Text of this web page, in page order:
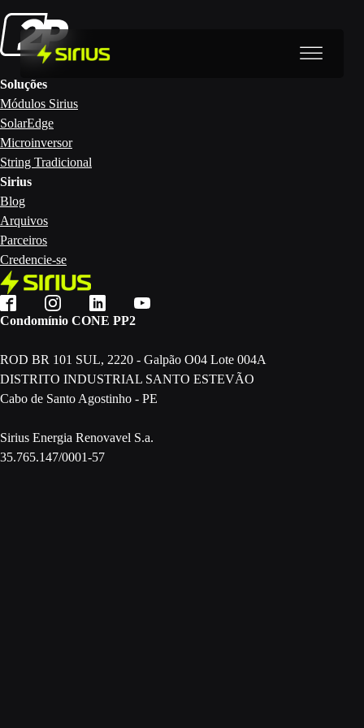
Condomínio CONE PP2
ROD BR 101 SUL, 2220 - Galpão O04 Lote 004A
DISTRITO INDUSTRIAL SANTO ESTEVÃO
Cabo de Santo Agostinho - PE
Sirius Energia Renovavel S.a.
35.765.147/0001-57
Sirius
Blog
Arquivos
Parceiros
Credencie-se
Soluções
Módulos Sirius
SolarEdge
Microinversor
String Tradicional